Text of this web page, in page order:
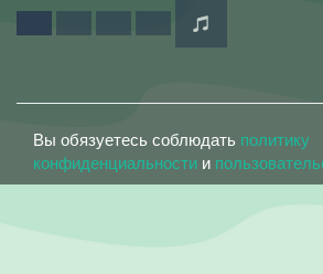
Вы обязуетесь соблюдать политику
конфиденциальности и